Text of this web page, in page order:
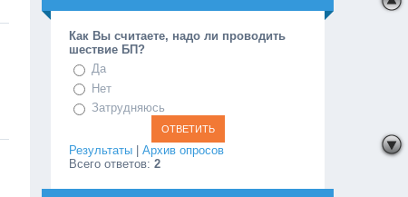
Как Вы считаете, надо ли проводить
шествие БП?
Да
Нет
Затрудняюсь
Результаты |Архив опросов
Всего ответов:2